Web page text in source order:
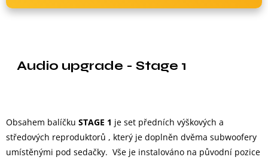
Audio upgrade - Stage 1
Obsahem balíčku STAGE 1 je set předních výškových a
středových reproduktorů , který je doplněn dvěma subwoofery
umístěnými pod sedačky. Vše je instalováno na původní pozice